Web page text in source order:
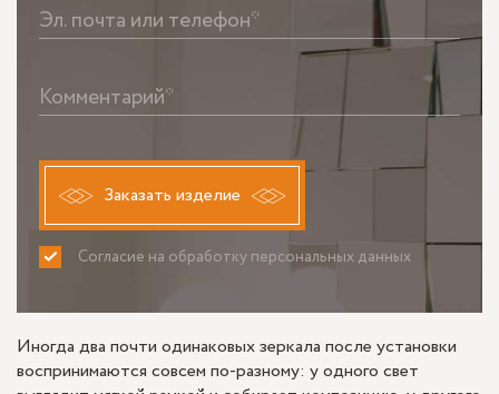
Эл. почта или телефон*
Комментарий*
Заказать изделие
Согласие на обработку персональных данных
ПРИНИМАЮ НЕ ПРИНИМАЮ
Иногда два почти одинаковых зеркала после установки
воспринимаются совсем по-разному: у одного свет